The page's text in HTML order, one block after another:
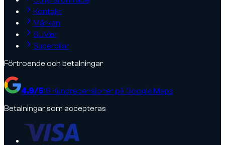
Kontakt
Märken
SUV:er
Superbilar
Förtroende och betalningar
4.9/518 Kundrecensioner på Google Maps
Betalningar som accepteras